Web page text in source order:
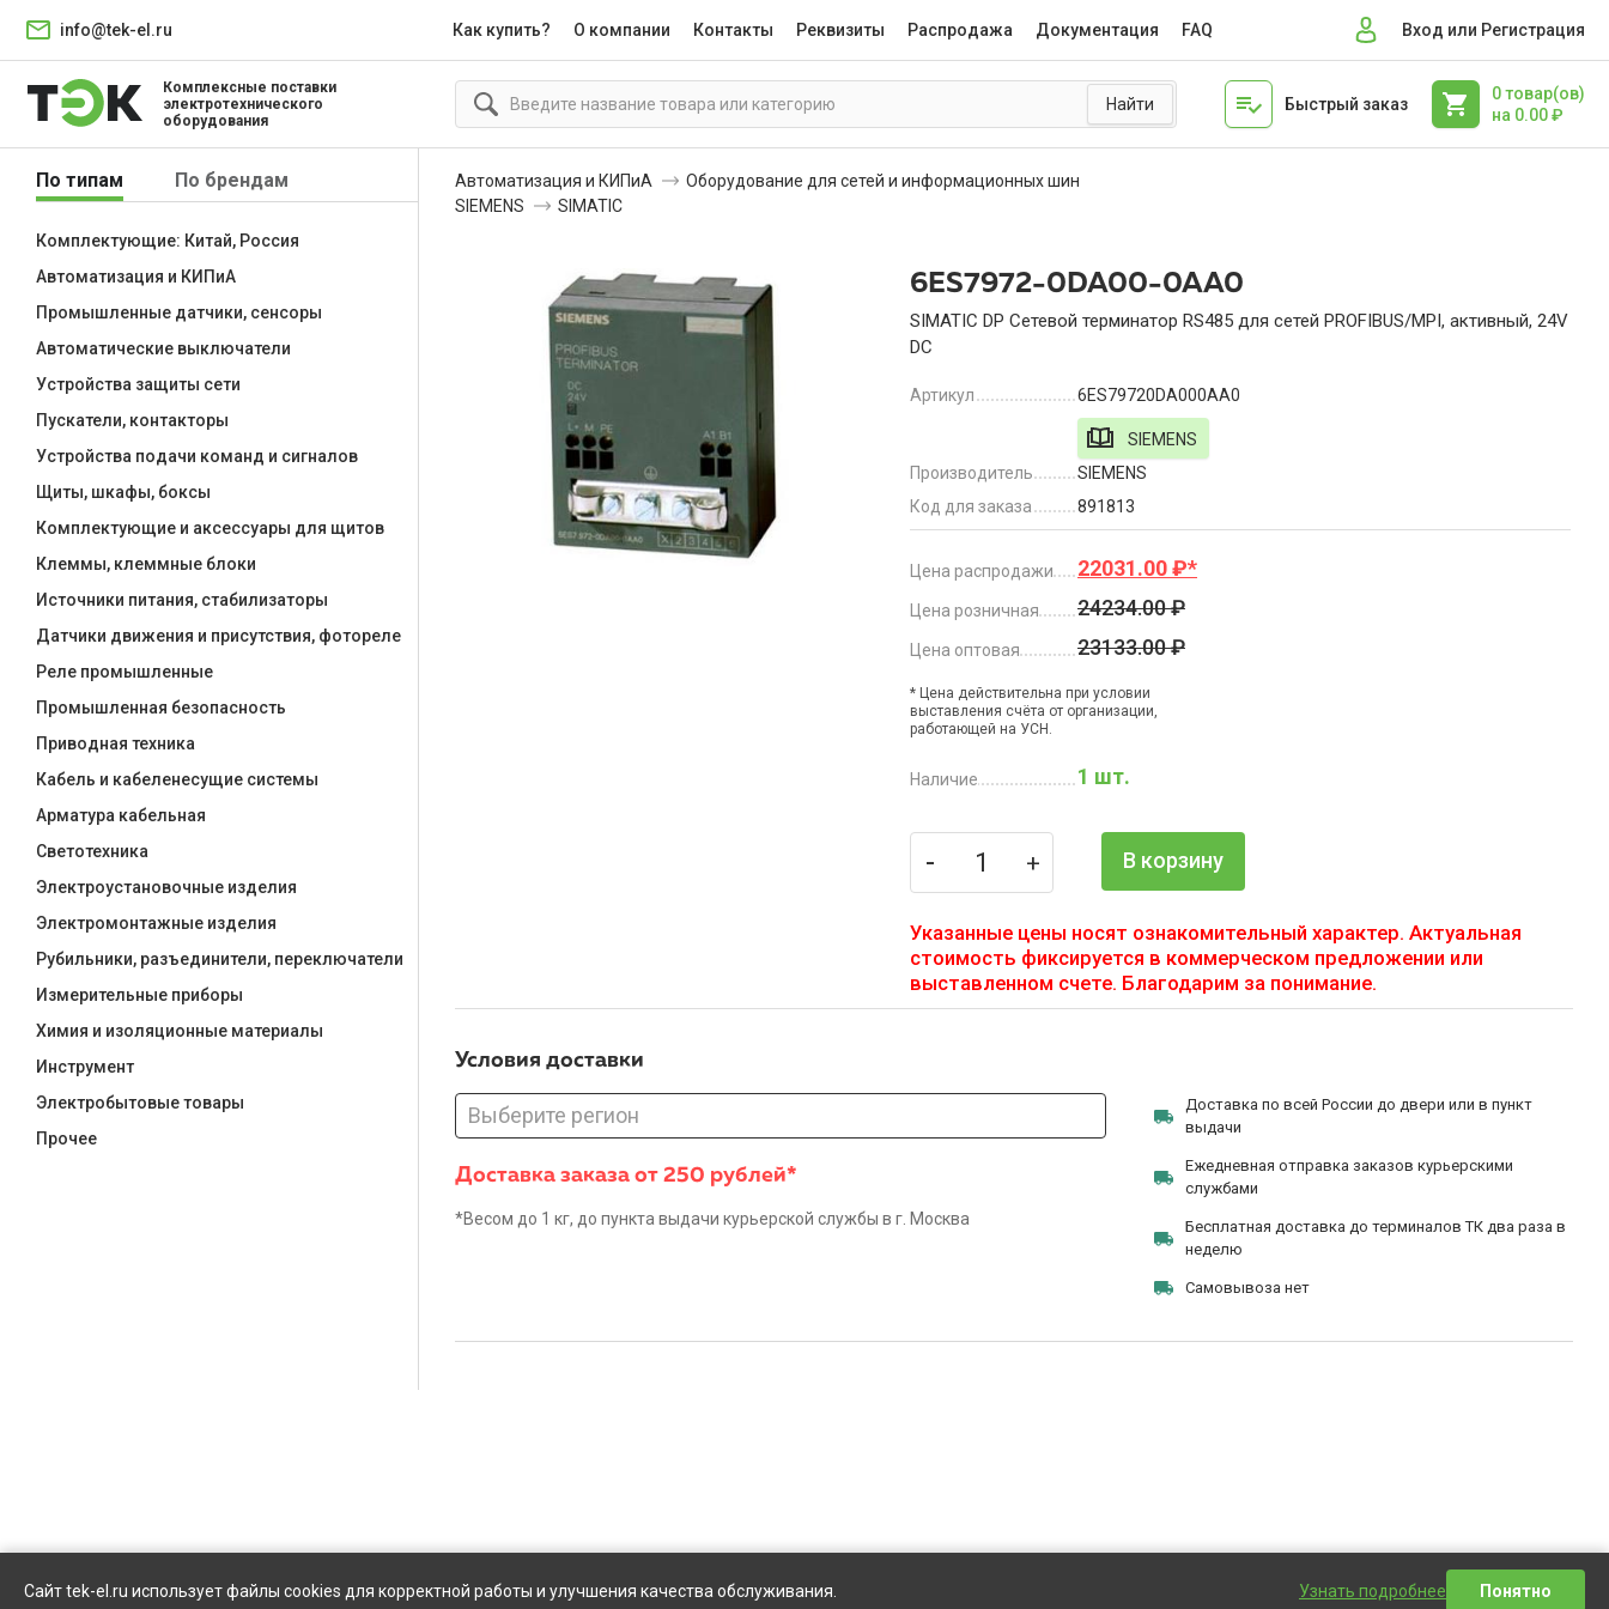
info@tek-el.ru Как купить? О компании Контакты Реквизиты Распродажа Документация FAQ Вход или Регистрация
Комплексные поставки
электротехнического
оборудования
Быстрый заказ
0товар(ов)
на 0.00₽
Автоматизация и КИПиА
Оборудование для сетей и информационных шин
SIEMENS
SIMATIC
6ES7972-0DA00-0AA0
SIMATIC DP Сетевой терминатор RS485 для сетей PROFIBUS/MPI, активный, 24V
DC
Артикул 6ES79720DA000AA0
Производитель SIEMENS
SIEMENS
Код для заказа 891813
Цена распродажи 22031.00 ₽*
Цена розничная 24234.00 ₽
Цена оптовая 23133.00 ₽
* Цена действительна при условии
выставления счёта от организации,
работающей на УСН.
Наличие 1 шт.
В корзину
Указанные цены носят ознакомительный характер. Актуальная
стоимость фиксируется в коммерческом предложении или
выставленном счете. Благодарим за понимание.
Условия доставки
Выберите регион
Доставка заказа от 250 рублей*
*Весом до 1 кг, до пункта выдачи курьерской службы в г. Москва
Доставка по всей России до двери или в пункт
выдачи
Ежедневная отправка заказов курьерскими
службами
Бесплатная доставка до терминалов ТК два раза в
неделю
Самовывоза нет
По типам По брендам
Комплектующие: Китай, Россия
Автоматизация и КИПиА
Промышленные датчики, сенсоры
Автоматические выключатели
Устройства защиты сети
Пускатели, контакторы
Устройства подачи команд и сигналов
Щиты, шкафы, боксы
Комплектующие и аксессуары для щитов
Клеммы, клеммные блоки
Источники питания, стабилизаторы
Датчики движения и присутствия, фотореле
Реле промышленные
Промышленная безопасность
Приводная техника
Кабель и кабеленесущие системы
Арматура кабельная
Светотехника
Электроустановочные изделия
Электромонтажные изделия
Рубильники, разъединители, переключатели
Измерительные приборы
Химия и изоляционные материалы
Инструмент
Электробытовые товары
Прочее
Сайт tek-el.ru использует файлы cookies для корректной работы и улучшения качества обслуживания. Узнать подробнее Понятно